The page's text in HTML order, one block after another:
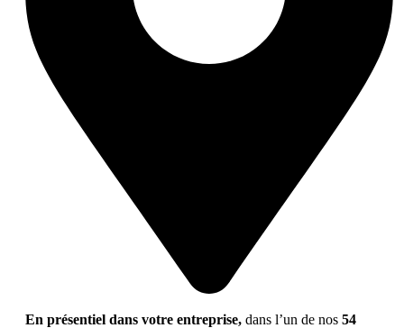
En présentiel dans votre entreprise, dans l’un de nos 54